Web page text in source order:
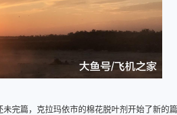
完篇，克拉玛依市的棉花脱叶剂开始了新的篇